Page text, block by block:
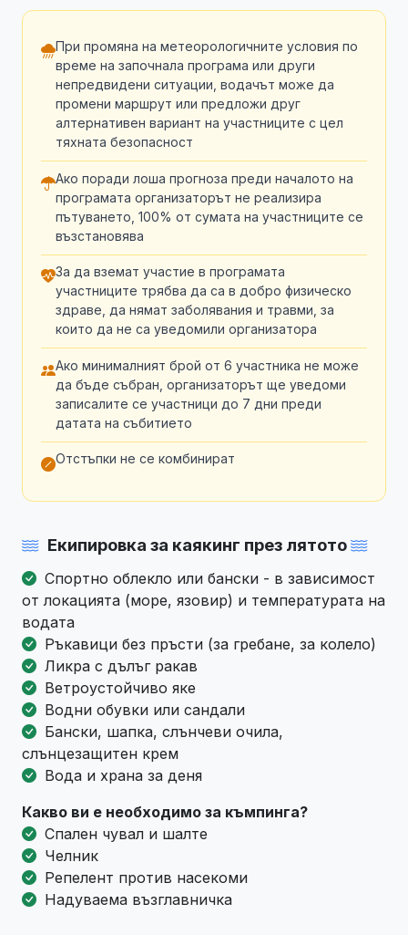
При промяна на метеорологичните условия по
време на започнала програма или други
непредвидени ситуации, водачът може да
промени маршрут или предложи друг
алтернативен вариант на участниците с цел
тяхната безопасност
Ако поради лоша прогноза преди началото на
програмата организаторът не реализира
пътуването, 100% от сумата на участниците се
възстановява
За да вземат участие в програмата
участниците трябва да са в добро физическо
здраве, да нямат заболявания и травми, за
които да не са уведомили организатора
Ако минималният брой от 6 участника не може
да бъде събран, организаторът ще уведоми
записалите се участници до 7 дни преди
датата на събитието
Отстъпки не се комбинират
Екипировка за каякинг през лятото
Спортно облекло или бански - в зависимост
от локацията (море, язовир) и температурата на
водата
Ръкавици без пръсти (за гребане, за колело)
Ликра с дълъг ракав
Ветроустойчиво яке
Водни обувки или сандали
Бански, шапка, слънчеви очила,
слънцезащитен крем
Вода и храна за деня
Какво ви е необходимо за къмпинга?
Спален чувал и шалте
Челник
Репелент против насекоми
Надуваема възглавничка